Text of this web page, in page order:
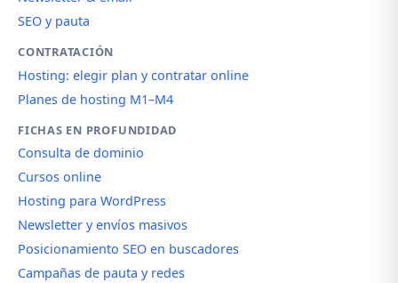
SEO y pauta
CONTRATACIÓN
Hosting: elegir plan y contratar online
Planes de hosting M1–M4
FICHAS EN PROFUNDIDAD
Consulta de dominio
Cursos online
Hosting para WordPress
Newsletter y envíos masivos
Posicionamiento SEO en buscadores
Campañas de pauta y redes